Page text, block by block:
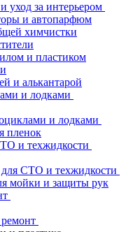
уход за интерьером
и автопарфюм
химчистки
и пластиком
и алькантарой
и лодками
и лодками
пленок
и техжидкости
СТО и техжидкости
мойки и защиты рук